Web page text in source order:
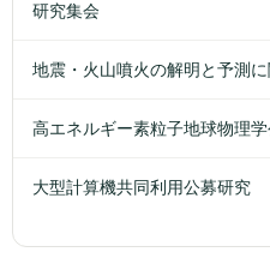
研究集会
地震・火山噴火の解明と予測
高エネルギー素粒子地球物理
大型計算機共同利用公募研究